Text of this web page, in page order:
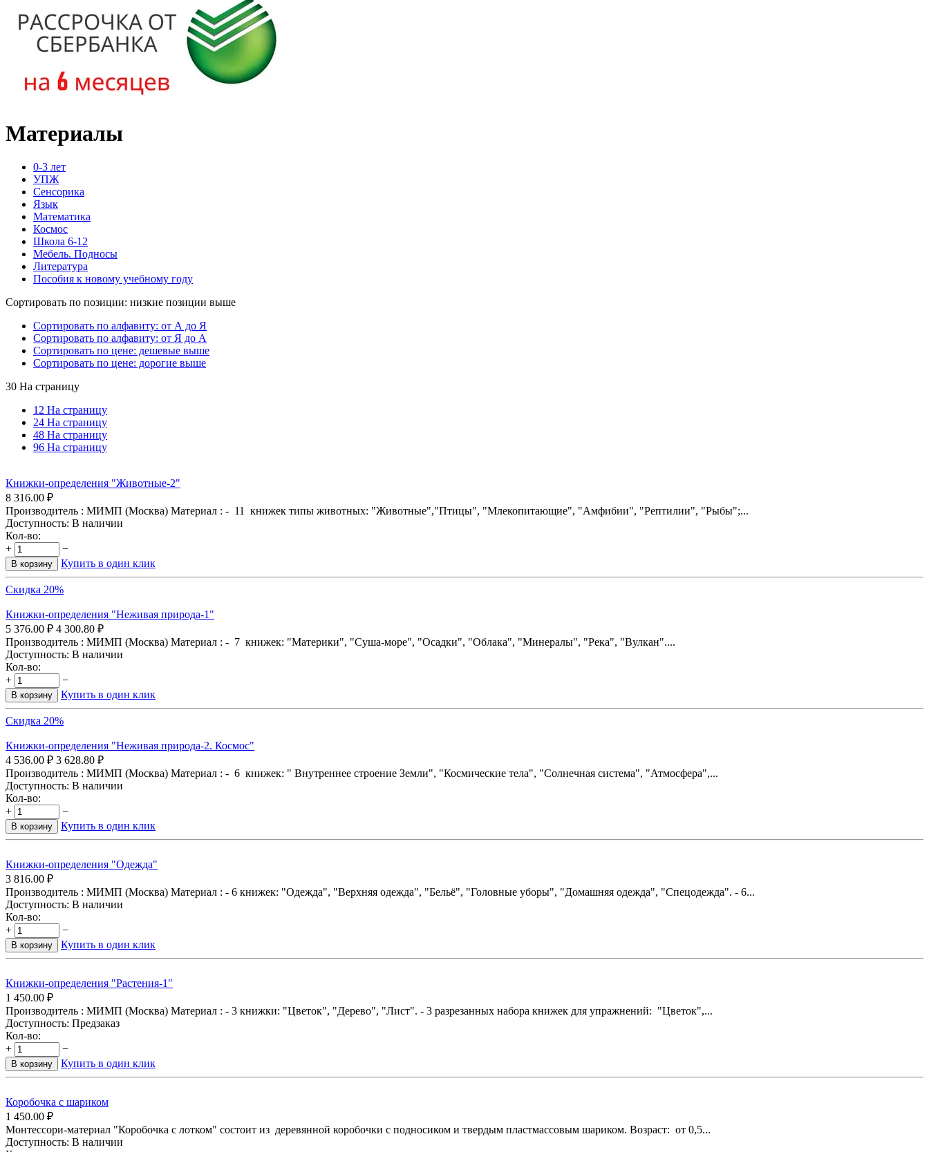
Материалы
0-3 лет
УПЖ
Сенсорика
Язык
Математика
Космос
Школа 6-12
Мебель. Подносы
Литература
Пособия к новому учебному году
Сортировать по позиции: низкие позиции выше
Сортировать по алфавиту: от А до Я
Сортировать по алфавиту: от Я до А
Сортировать по цене: дешевые выше
Сортировать по цене: дорогие выше
30 На страницу
12 На страницу
24 На страницу
48 На страницу
96 На страницу
Книжки-определения "Животные-2"
8 316.00 ₽
Производитель : МИМП (Москва) Материал : - 11 книжек типы животных: "Животные","Птицы", "Млекопитающие", "Амфибии", "Рептилии", "Рыбы";...
Доступность: В наличии
Кол-во:
+
−
В корзину Купить в один клик
Скидка 20%
Книжки-определения "Неживая природа-1"
5 376.00 ₽ 4 300.80 ₽
Производитель : МИМП (Москва) Материал : - 7 книжек: "Материки", "Суша-море", "Осадки", "Облака", "Минералы", "Река", "Вулкан"....
Доступность: В наличии
Кол-во:
+
−
В корзину Купить в один клик
Скидка 20%
Книжки-определения "Неживая природа-2. Космос"
4 536.00 ₽ 3 628.80 ₽
Производитель : МИМП (Москва) Материал : - 6 книжек: " Внутреннее строение Земли", "Космические тела", "Солнечная система", "Атмосфера",...
Доступность: В наличии
Кол-во:
+
−
В корзину Купить в один клик
Книжки-определения "Одежда"
3 816.00 ₽
Производитель : МИМП (Москва) Материал : - 6 книжек: "Одежда", "Верхняя одежда", "Бельё", "Головные уборы", "Домашняя одежда", "Спецодежда". - 6...
Доступность: В наличии
Кол-во:
+
−
В корзину Купить в один клик
Книжки-определения "Растения-1"
1 450.00 ₽
Производитель : МИМП (Москва) Материал : - 3 книжки: "Цветок", "Дерево", "Лист". - 3 разрезанных набора книжек для упражнений: "Цветок",...
Доступность: Предзаказ
Кол-во:
+
−
В корзину Купить в один клик
Коробочка с шариком
1 450.00 ₽
Монтессори-материал "Коробочка с лотком" состоит из деревянной коробочки с подносиком и твердым пластмассовым шариком. Возраст: от 0,5...
Доступность: В наличии